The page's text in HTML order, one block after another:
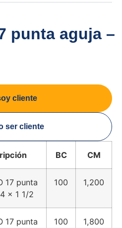
punta aguja –
cliente
ser cliente
BC CM
17 punta
x 1 1/2
100 1,200
17 punta
100 1,800